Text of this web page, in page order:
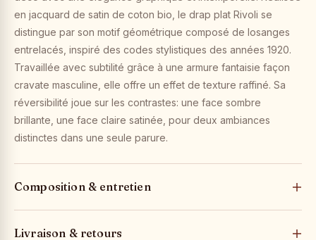
en jacquard de satin de coton bio, le drap plat Rivoli se
distingue par son motif géométrique composé de losanges
entrelacés, inspiré des codes stylistiques des années 1920.
Travaillée avec subtilité grâce à une armure fantaisie façon
cravate masculine, elle offre un effet de texture raffiné. Sa
réversibilité joue sur les contrastes: une face sombre
brillante, une face claire satinée, pour deux ambiances
distinctes dans une seule parure.
Composition & entretien
Livraison & retours